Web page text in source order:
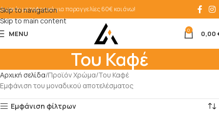
Skip to navigation
Skip to main content
Δωρεάν μεταφορικά για παραγγελίες 60€ και άνω!
MENU 0 0,00
Του Καφέ
Αρχική σελίδα Προϊόν Χρώμα Του Καφέ
Εμφάνιση του μοναδικού αποτελέσματος
Εμφάνιση φίλτρων